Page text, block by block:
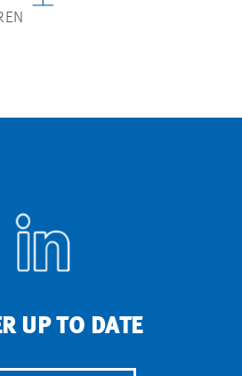
UP TO DATE